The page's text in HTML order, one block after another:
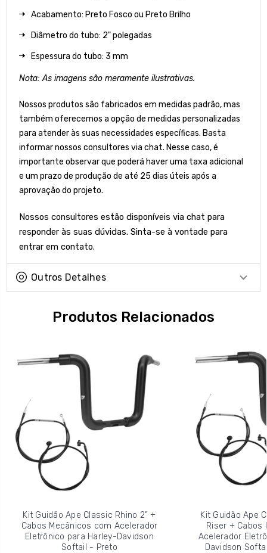
Acabamento: Preto Fosco ou Preto Brilho
Diâmetro do tubo: 2" polegadas
Espessura do tubo: 3 mm
Nota: As imagens são meramente ilustrativas.
Nossos produtos são fabricados em medidas padrão, mas
também oferecemos a opção de medidas personalizadas
para atender às suas necessidades específicas. Basta
informar nossos consultores via chat. Nesse caso, é
importante observar que poderá haver uma taxa adicional
e um prazo de produção de até 25 dias úteis após a
aprovação do projeto.
Nossos consultores estão disponíveis via chat para
responder às suas dúvidas. Sinta-se à vontade para
entrar em contato.
Outros Detalhes
Produtos Relacionados
Kit Guidão Ape Classic Rhino 2” +
Cabos Mecânicos com Acelerador
Eletrônico para Harley-Davidson
Softail - Preto
Kit Guidão Ape
Riser + Cabos
Acelerador
Davidson